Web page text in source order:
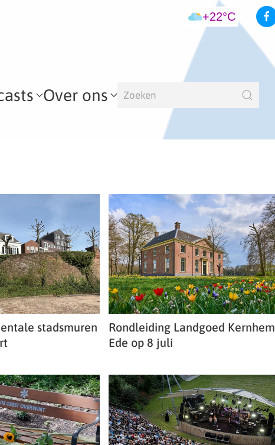
+22°C
Over ons
stadsmuren
Rondleiding Landgoed Kernhem
Ede op 8 juli